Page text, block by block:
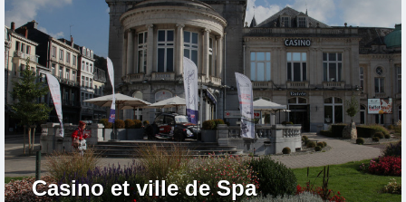
Casino et ville de Spa